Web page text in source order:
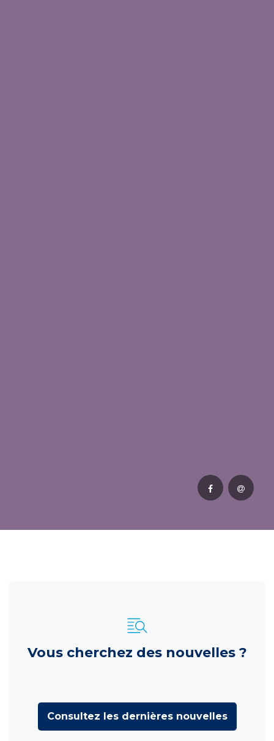
Vous cherchez des nouvelles ?
Consultez les dernières nouvelles